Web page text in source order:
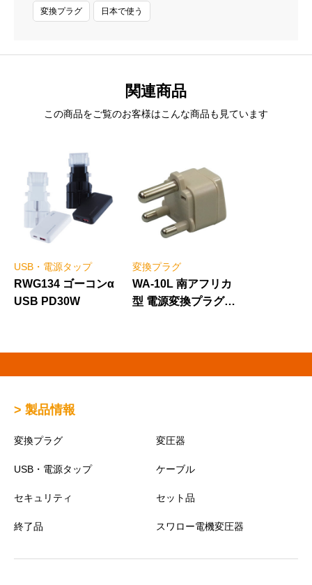
変換プラグ 日本で使う
関連商品
この商品をご覧のお客様はこんな商品も見ています
USB・電源タップ
RWG134 ゴーコンα
USB PD30W
変換プラグ
WA-10L 南アフリカ
型 電源変換プラグ
> 製品情報
変換プラグ 変圧器
USB・電源タップ ケーブル
セキュリティ セット品
終了品 スワロー電機変圧器